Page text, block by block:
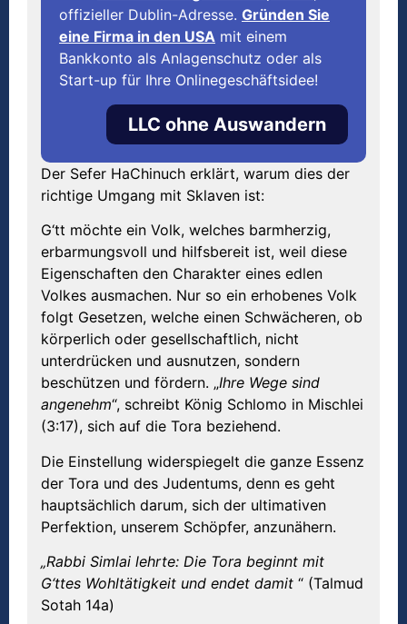
offizieller Dublin-Adresse. Gründen Sie
eine Firma in den USA mit einem
Bankkonto als Anlagenschutz oder als
Start-up für Ihre Onlinegeschäftsidee!
LLC ohne Auswandern
Der Sefer HaChinuch erklärt, warum dies der
richtige Umgang mit Sklaven ist:
G‘tt möchte ein Volk, welches barmherzig,
erbarmungsvoll und hilfsbereit ist, weil diese
Eigenschaften den Charakter eines edlen
Volkes ausmachen. Nur so ein erhobenes Volk
folgt Gesetzen, welche einen Schwächeren, ob
körperlich oder gesellschaftlich, nicht
unterdrücken und ausnutzen, sondern
beschützen und fördern. „Ihre Wege sind
angenehm“, schreibt König Schlomo in Mischlei
(3:17), sich auf die Tora beziehend.
Die Einstellung widerspiegelt die ganze Essenz
der Tora und des Judentums, denn es geht
hauptsächlich darum, sich der ultimativen
Perfektion, unserem Schöpfer, anzunähern.
„Rabbi Simlai lehrte: Die Tora beginnt mit
G‘ttes Wohltätigkeit und endet damit “ (Talmud
Sotah 14a)